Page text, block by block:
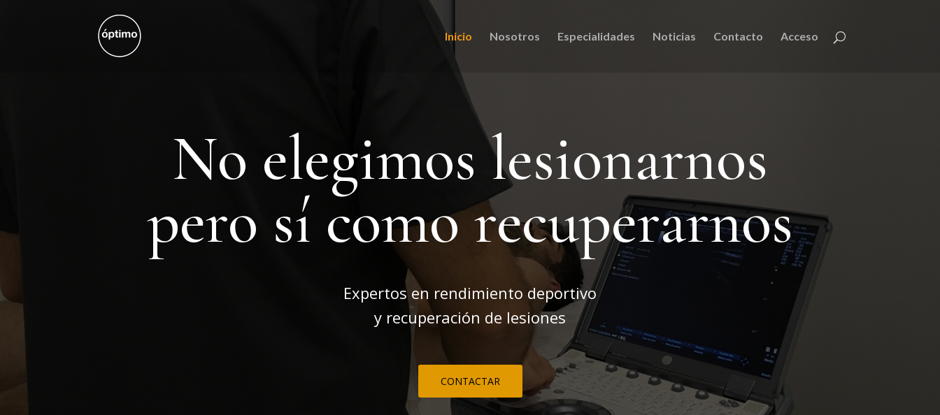
Inicio Nosotros Especialidades Noticias Contacto Acceso
No elegimos lesionarnos
pero sí como recuperarnos
Expertos en rendimiento deportivo
y recuperación de lesiones
CONTACTAR